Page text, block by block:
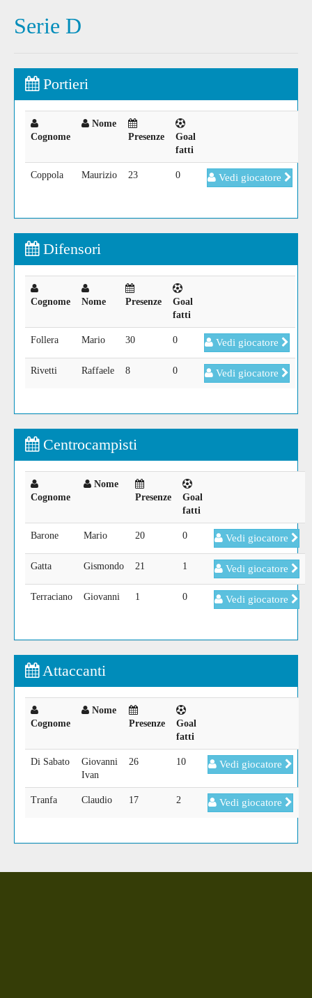
Serie D
Portieri
Cognome
Nome
Presenze
Goal
fatti
Coppola Maurizio 23 0 Vedi giocatore
Difensori
Cognome Nome Presenze
Goal
fatti
Follera Mario 30 0 Vedi giocatore
Rivetti Raffaele 8 0 Vedi giocatore
Centrocampisti
Cognome
Nome
Presenze
Goal
fatti
Barone Mario 20 0 Vedi giocatore
Gatta Gismondo 21 1 Vedi giocatore
Terraciano Giovanni 1 0 Vedi giocatore
Attaccanti
Cognome
Nome
Presenze
Goal
fatti
Di Sabato
Giovanni
Ivan
26 10 Vedi giocatore
Tranfa Claudio 17 2 Vedi giocatore